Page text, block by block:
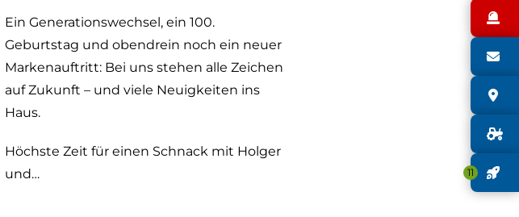
11
Ein Generationswechsel, ein 100.
Geburtstag und obendrein noch ein neuer
Markenauftritt: Bei uns stehen alle Zeichen
auf Zukunft – und viele Neuigkeiten ins
Haus.
Höchste Zeit für einen Schnack mit Holger
und…